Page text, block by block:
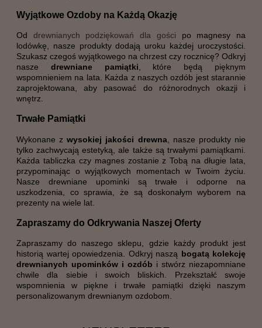
Wyjątkowe Ozdoby na Każdą Okazję
Od drewnianych podziękowań dla gości po magnesy na
lodówkę, nasze produkty dodają uroku każdej uroczystości.
Szukasz czegoś wyjątkowego na chrzest czy rocznicę? Odkryj
nasze drewniane pamiątki , które będą pięknym
wspomnieniem na lata. Każda z naszych ozdób jest starannie
zaprojektowana, aby pasować do różnorodnych okazji i
wnętrz.
Trwałe Pamiątki
Wykonane zwysokiej jakości drewna, nasze produkty nie
tylko zachwycają estetyką, ale także są trwałymi pamiątkami.
Każda tabliczka czy magnes zostanie z Tobą na długie lata,
przypominając o wyjątkowych momentach w Twoim życiu.
Nasze drewniane upominki są trwałe i odporne na
uszkodzenia, co sprawia, że są doskonałym wyborem na
prezenty na wiele lat.
Zapraszamy do Odkrywania Naszej Oferty
Zapraszamy do naszego sklepu, gdzie każdy produkt jest
historią wartej opowiedzenia. Odkryj naszą bogatą kolekcję
drewnianych upominków i ozdób i stwórz niezapomniane
chwile dla siebie i swoich bliskich. Przekształć swoje
wspomnienia w piękne i trwałe pamiątki dzięki naszym
personalizowanym drewnianym ozdobom.